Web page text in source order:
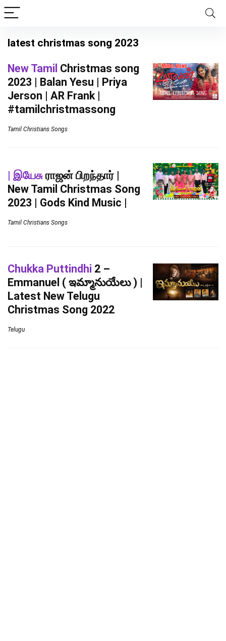
latest christmas song 2023
New Tamil Christmas song
2023 | Balan Yesu | Priya
Jerson | AR Frank |
#tamilchristmassong
Tamil Christians Songs
| இயேசுராஜன் பிறந்தார் |
New Tamil Christmas Song
2023 | Gods Kind Music |
Tamil Christians Songs
Chukka Puttindhi 2 –
Emmanuel ( ఇమ్మానుయేలు ) |
Latest New Telugu
Christmas Song 2022
Telugu